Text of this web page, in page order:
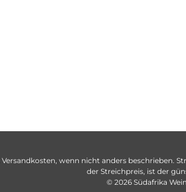
Versandkosten, wenn nicht anders beschrieben.
der Streichpreis, ist der
© 2026 Südafrika